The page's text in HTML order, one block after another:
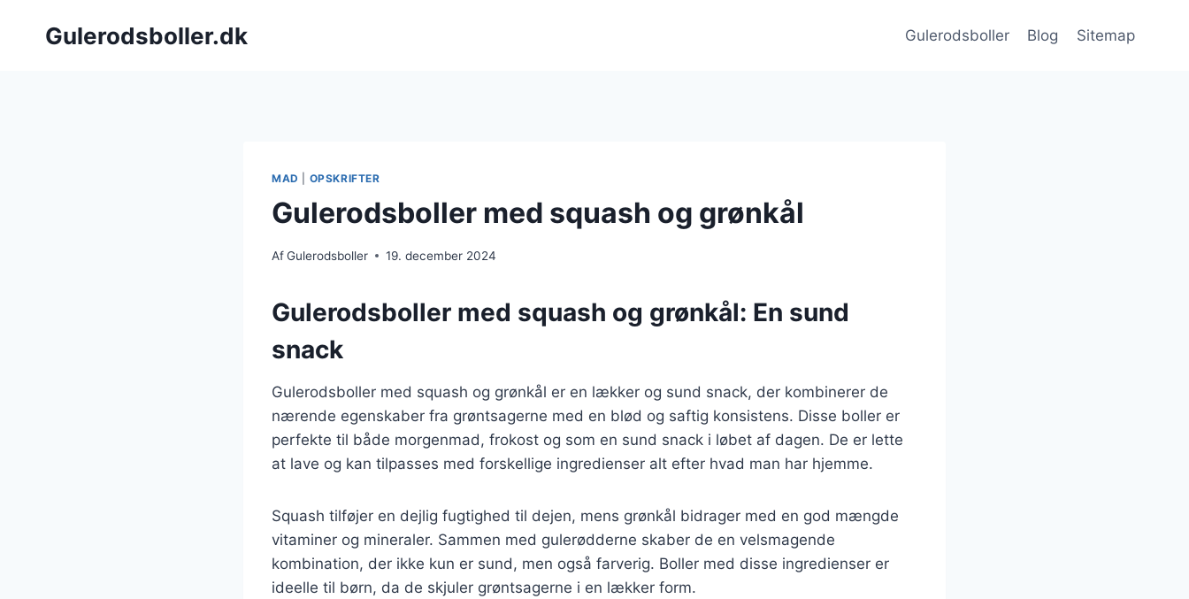
Gulerodsboller.dk Gulerodsboller Blog Sitemap
MAD OPSKRIFTER
Gulerodsboller med squash og grønkål
AfGulerodsboller 19. december 2024
Gulerodsboller med squash og grønkål: En sund
snack
Gulerodsboller med squash og grønkål er en lækker og sund snack, der kombinerer de
nærende egenskaber fra grøntsagerne med en blød og saftig konsistens. Disse boller er
perfekte til både morgenmad, frokost og som en sund snack i løbet af dagen. De er lette
at lave og kan tilpasses med forskellige ingredienser alt efter hvad man har hjemme.
Squash tilføjer en dejlig fugtighed til dejen, mens grønkål bidrager med en god mængde
vitaminer og mineraler. Sammen med gulerødderne skaber de en velsmagende
kombination, der ikke kun er sund, men også farverig. Boller med disse ingredienser er
ideelle til børn, da de skjuler grøntsagerne i en lækker form.